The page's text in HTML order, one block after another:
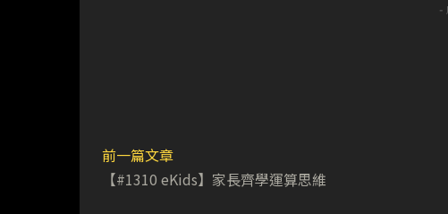
-
前一篇文章
【#1310 eKids】家長齊學運算思維